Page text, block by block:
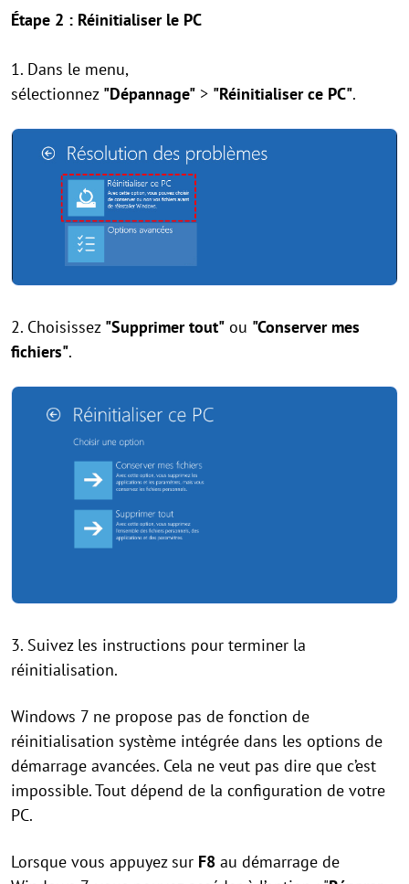
Étape 2 : Réinitialiser le PC
1. Dans le menu,
sélectionnez "Dépannage" > "Réinitialiser ce PC".
2. Choisissez "Supprimer tout" ou "Conserver mes
fichiers".
3. Suivez les instructions pour terminer la
réinitialisation.
Windows 7 ne propose pas de fonction de
réinitialisation système intégrée dans les options de
démarrage avancées. Cela ne veut pas dire que c’est
impossible. Tout dépend de la configuration de votre
PC.
Lorsque vous appuyez sur F8 au démarrage de